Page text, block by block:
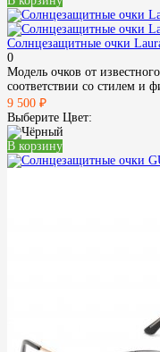
Солнцезащитные очки
0
Модель очков от
соответствии со стилем и
9 500 ₽
Выберите Цвет:
В корзину